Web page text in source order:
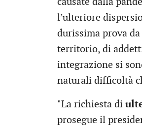
l’ulteriore
durissima prova
territorio, di
integrazione si
naturali difficoltà
"La richiesta di
prosegue il